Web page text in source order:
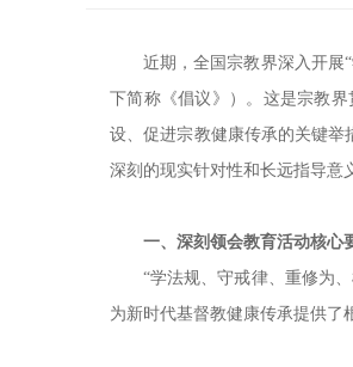
近期，全国宗教界深入开展
下简称《倡议》）。这是宗教
设、促进宗教健康传承的关键举
深刻的现实针对性和长远指导意
一、深刻领会教育活动核心
“学法规、守戒律、重修为
为新时代基督教健康传承提供了